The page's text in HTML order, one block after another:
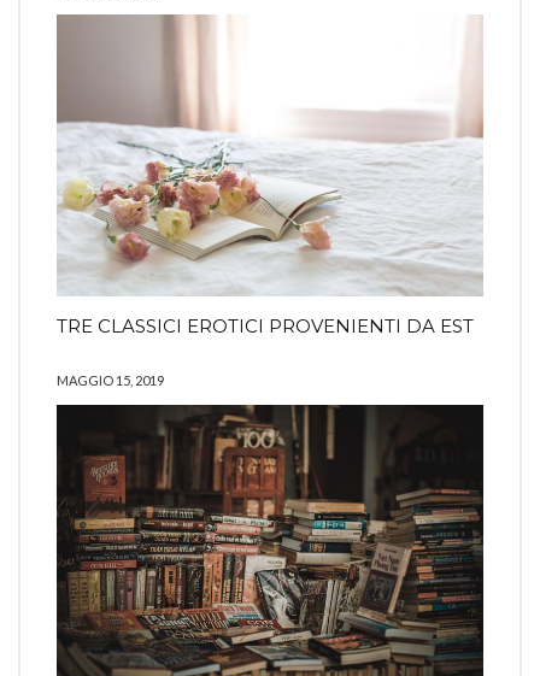
TRE CLASSICI EROTICI PROVENIENTI DA EST
MAGGIO 15, 2019